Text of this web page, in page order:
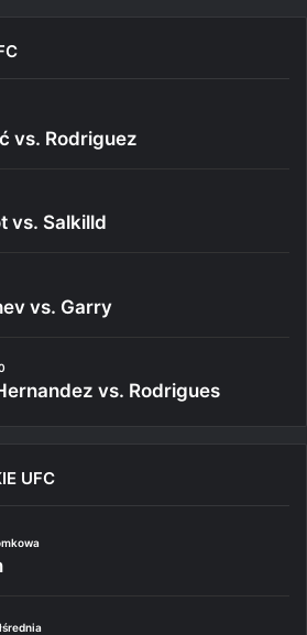
vs. Rodriguez
vs. Salkilld
vs. Garry
vs. Rodrigues
UFC